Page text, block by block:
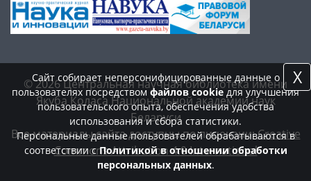
© 2026 Центральная научная библиотека имени
Якуба Коласа Национальной академии наук
Беларуси
Все материалы сайта доступны по лицензии:Creative
Commons Attribution 4.0 International
Сайт собирает неперсонифицированные данные о
пользователях посредствомфайлов cookieдля улучшения
пользовательского опыта, обеспечения удобства
использования и сбора статистики.
Персональные данные пользователей обрабатываются в
соответствии сПолитикой в отношении обработки
персональных данных.
X